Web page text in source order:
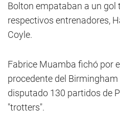
Bolton empataban a un
respectivos entrenadores,
Coyle.
Fabrice Muamba fichó por
procedente del
disputado 130 partidos de
"trotters".